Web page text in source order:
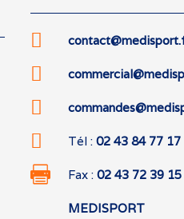



 Tél :02 43 84 77 17
 Fax :02 43 72 39 15
MEDISPORT